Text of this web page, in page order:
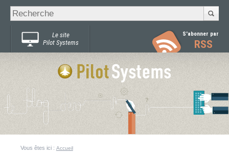
Chercher par
Recherche
avancée…
Le site
Pilot Systems
S'abonner par
RSS
Vous êtes ici : Accueil